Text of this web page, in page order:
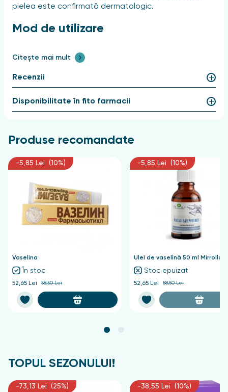
pielea este confirmată dermatologic.
Mod de utilizare
Dacă este necesar, aplicați produsul zilnic și masați
ușor cu mișcări circulare. Utilizați pentru îngrijirea pielii
deteriorate a feței, corpului, mâinilor și picioarelor.
Compoziție
Citește mai mult
Recenzii
Disponibilitate în fito farmacii
Produse recomandate
-5,85 Lei (10%)
Vaselina
În stoc
52,65 Lei 58,50 Lei
-5,85 Lei (10%)
Ulei de vaselină 50 ml Mirrolla
Stoc epuizat
52,65 Lei 58,50 Lei
TOPUL SEZONULUI!
-73,13 Lei (25%) -38,55 Lei (10%)